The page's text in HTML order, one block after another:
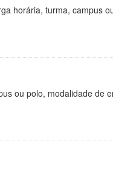
horária, turma, campus
ou polo, modalidade de